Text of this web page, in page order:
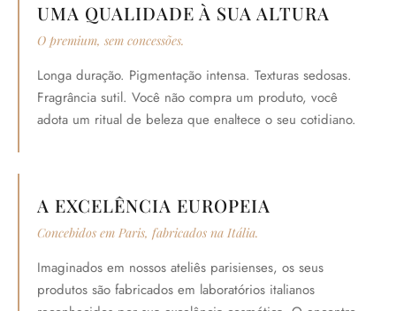
UMA QUALIDADE À SUA ALTURA
O premium, sem concessões.
Longa duração. Pigmentação intensa. Texturas sedosas.
Fragrância sutil. Você não compra um produto, você
adota um ritual de beleza que enaltece o seu cotidiano.
A EXCELÊNCIA EUROPEIA
Concebidos em Paris, fabricados na Itália.
Imaginados em nossos ateliês parisienses, os seus
produtos são fabricados em laboratórios italianos